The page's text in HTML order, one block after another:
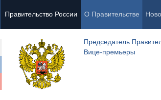
Правительство России О Правительстве
Председатель
Вице-премьеры